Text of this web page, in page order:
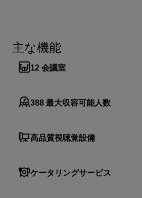
主な機能
12会議室
388最大収容可能人数
高品質視聴覚設備
ケータリングサービス